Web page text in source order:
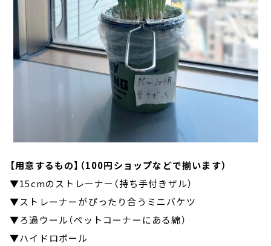
【用意するもの】（100円ショップなどで揃います）
▼15cmのストレーナー（持ち手付きザル）
▼ストレーナーがぴったり合うミニバケツ
▼ろ過ウール（ペットコーナーにある綿）
▼ハイドロボール